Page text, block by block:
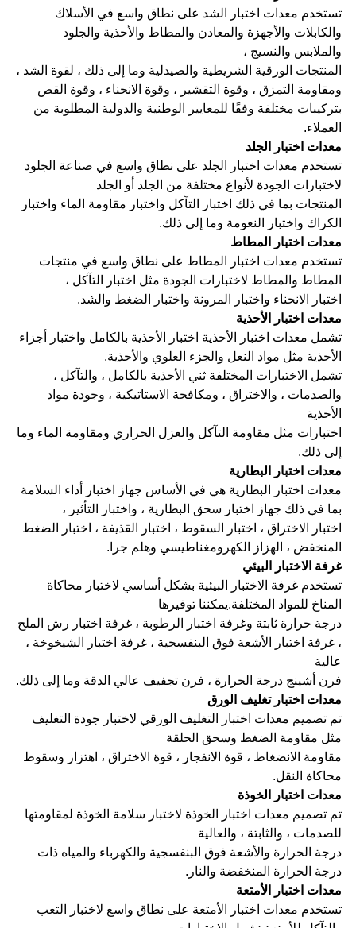
تستخدم معدات اختبار الشد على نطاق واسع في الأسلاك
والكابلات والأجهزة والمعادن والمطاط والأحذية والجلود
والملابس والنسيج ،
المنتجات الورقية الشريطية والصيدلية وما إلى ذلك ، لقوة الشد ،
ومقاومة التمزق ، وقوة التقشير ، وقوة الانحناء ، وقوة القص
بتركيبات مختلفة وفقًا للمعايير الوطنية والدولية المطلوبة من
العملاء.
معدات اختبار الجلد
تستخدم معدات اختبار الجلد على نطاق واسع في صناعة الجلود
لاختبارات الجودة لأنواع مختلفة من الجلد أو الجلد
المنتجات بما في ذلك اختبار التآكل واختبار مقاومة الماء واختبار
الكراك واختبار النعومة وما إلى ذلك.
معدات اختبار المطاط
تستخدم معدات اختبار المطاط على نطاق واسع في منتجات
المطاط والمطاط لاختبارات الجودة مثل اختبار التآكل ،
اختبار الانحناء واختبار المرونة واختبار الضغط والشد.
معدات اختبار الأحذية
تشمل معدات اختبار الأحذية اختبار الأحذية بالكامل واختبار أجزاء
الأحذية مثل مواد النعل والجزء العلوي والأحذية.
تشمل الاختبارات المختلفة ثني الأحذية بالكامل ، والتآكل ،
والصدمات ، والاختراق ، ومكافحة الاستاتيكية ، وجودة مواد
الأحذية
اختبارات مثل مقاومة التآكل والعزل الحراري ومقاومة الماء وما
إلى ذلك.
معدات اختبار البطارية
معدات اختبار البطارية هي في الأساس جهاز اختبار أداء السلامة
بما في ذلك جهاز اختبار سحق البطارية ، واختبار التأثير ،
اختبار الاختراق ، اختبار السقوط ، اختبار القذيفة ، اختبار الضغط
المنخفض ، الهزاز الكهرومغناطيسي وهلم جرا.
غرفة الاختبار البيئي
تستخدم غرفة الاختبار البيئية بشكل أساسي لاختبار محاكاة
المناخ للمواد المختلفة.يمكننا توفيرها
درجة حرارة ثابتة وغرفة اختبار الرطوبة ، غرفة اختبار رش الملح
، غرفة اختبار الأشعة فوق البنفسجية ، غرفة اختبار الشيخوخة ،
عالية
فرن أشينج درجة الحرارة ، فرن تجفيف عالي الدقة وما إلى ذلك.
معدات اختبار تغليف الورق
تم تصميم معدات اختبار التغليف الورقي لاختبار جودة التغليف
مثل مقاومة الضغط وسحق الحلقة
مقاومة الانضغاط ، قوة الانفجار ، قوة الاختراق ، اهتزاز وسقوط
محاكاة النقل.
معدات اختبار الخوذة
تم تصميم معدات اختبار الخوذة لاختبار سلامة الخوذة لمقاومتها
للصدمات ، والثابتة ، والعالية
درجة الحرارة والأشعة فوق البنفسجية والكهرباء والمياه ذات
درجة الحرارة المنخفضة والنار.
معدات اختبار الأمتعة
تستخدم معدات اختبار الأمتعة على نطاق واسع لاختبار التعب